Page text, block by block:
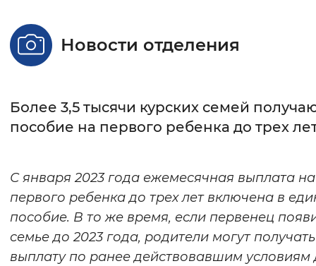
Стандартный Увеличенный
Без засечек С засечками
Нормальный Увеличенный
Цвет сайта
Монохромный Инверсивный
Новости отделения
Более 3,5 тысячи курских семей
пособие на первого ребенка до трех
С января 2023 года ежемесячная выплата на
первого ребенка до трех лет включена в
пособие. В то же время, если первенец
семье до 2023 года, родители могут получать
выплату по ранее действовавшим условиям